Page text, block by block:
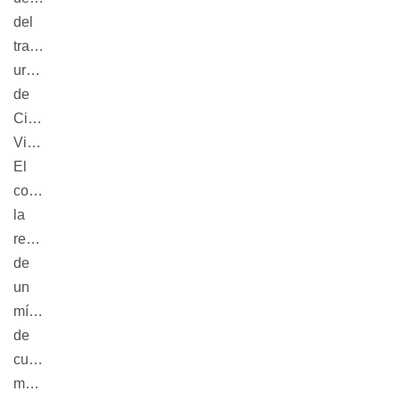
del
trazado
urbano
de
Ciudad
Vieja.
El
comprende
la
realización
de
un
mínimo
de
cuatro
muestras